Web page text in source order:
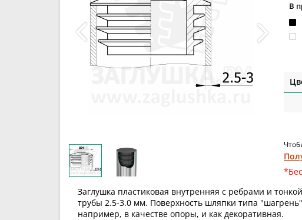
В
Заглушка пластиковая внутренняя с ребрами и
трубы 2.5-3.0 мм. Поверхность шляпки типа
например, в качестве опоры, и как декоративная.